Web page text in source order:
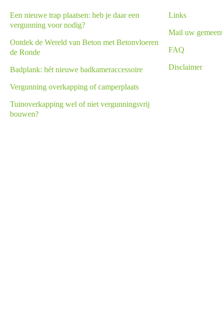
Een nieuwe trap plaatsen: heb je daar een
vergunning voor nodig?
Ontdek de Wereld van Beton met Betonvloeren
de Ronde
Badplank: hét nieuwe badkameraccessoire
Vergunning overkapping of camperplaats
Tuinoverkapping wel of niet vergunningsvrij
bouwen?
Links
Mail uw
FAQ
Disclaimer